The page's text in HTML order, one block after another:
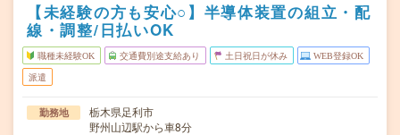
【未経験の方も安心○】半導体装置の組立・配
線・調整/日払いOK
職種未経験OK 交通費別途支給あり 土日祝日が休み WEB登録OK
派遣
勤務地
栃木県足利市
野州山辺駅から車8分